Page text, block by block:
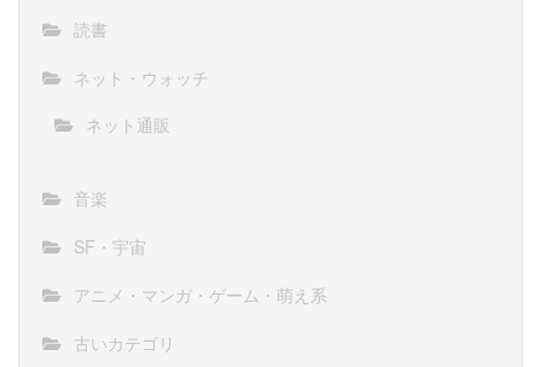
読書
ネット・ウォッチ
ネット通販
音楽
SF・宇宙
アニメ・マンガ・ゲーム・萌え系
古いカテゴリ